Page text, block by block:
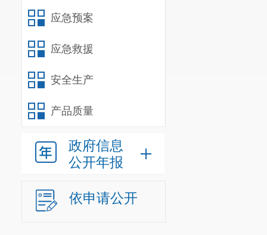
应急预案
应急救援
安全生产
产品质量
政府信息
公开年报
依申请公开